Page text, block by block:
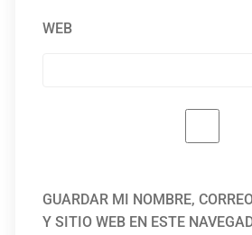
WEB
GUARDAR MI NOMBRE,
Y SITIO WEB EN ESTE